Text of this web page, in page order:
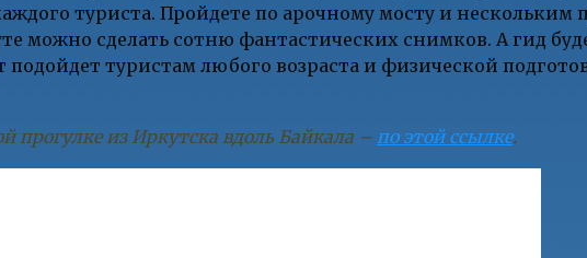
туриста. Пройдете по арочному мосту и нескольким
можно сделать сотню фантастических снимков. А гид
туристам любого возраста и физической
прогулке из Иркутска вдоль Байкала – по этой ссылке.